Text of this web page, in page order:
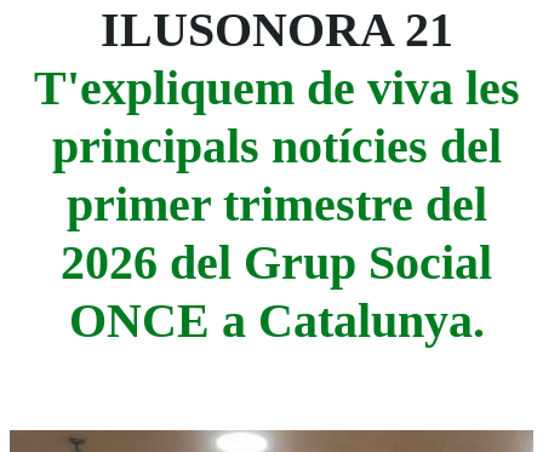
ILUSONORA 21
T'expliquem de viva les
principals notícies del
primer trimestre del
2026 del Grup Social
ONCE a Catalunya.